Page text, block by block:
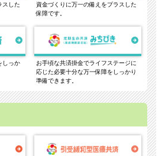
スした
資金づくりに万一の備えをプラスした
保障です。
しっか
お手頃な共済掛金でライフステージに
応じた必要十分な万一保障をしっかり
準備できます。